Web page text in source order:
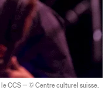
CCS — © Centre culturel suisse.